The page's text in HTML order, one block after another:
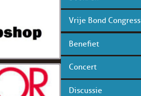
Vrije Bond Congress
Benefiet
Concert
Discussie